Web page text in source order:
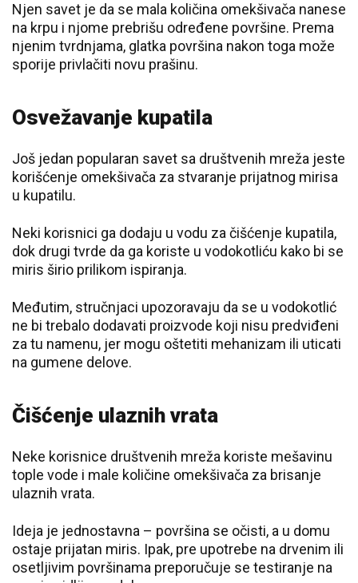
Njen savet je da se mala količina omekšivača nanese
na krpu i njome prebrišu određene površine. Prema
njenim tvrdnjama, glatka površina nakon toga može
sporije privlačiti novu prašinu.
Osvežavanje kupatila
Još jedan popularan savet sa društvenih mreža jeste
korišćenje omekšivača za stvaranje prijatnog mirisa
u kupatilu.
Neki korisnici ga dodaju u vodu za čišćenje kupatila,
dok drugi tvrde da ga koriste u vodokotliću kako bi se
miris širio prilikom ispiranja.
Međutim, stručnjaci upozoravaju da se u vodokotlić
ne bi trebalo dodavati proizvode koji nisu predviđeni
za tu namenu, jer mogu oštetiti mehanizam ili uticati
na gumene delove.
Čišćenje ulaznih vrata
Neke korisnice društvenih mreža koriste mešavinu
tople vode i male količine omekšivača za brisanje
ulaznih vrata.
Ideja je jednostavna – površina se očisti, a u domu
ostaje prijatan miris. Ipak, pre upotrebe na drvenim ili
osetljivim površinama preporučuje se testiranje na